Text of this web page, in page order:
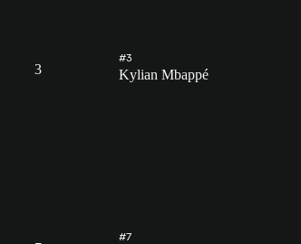
3
#3
Kylian Mbappé
#7